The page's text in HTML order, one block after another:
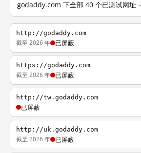
godaddy.com 下全部 40 个已测试网址
http://godaddy.com
截至 2026 年 已屏蔽
https://godaddy.com
截至 2026 年 已屏蔽
http://tw.godaddy.com
已屏蔽
http://uk.godaddy.com
截至 2026 年 已屏蔽